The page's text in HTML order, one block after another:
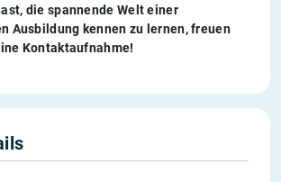
die spannende Welt einer
Ausbildung kennen zu lernen, freuen
Kontaktaufnahme!